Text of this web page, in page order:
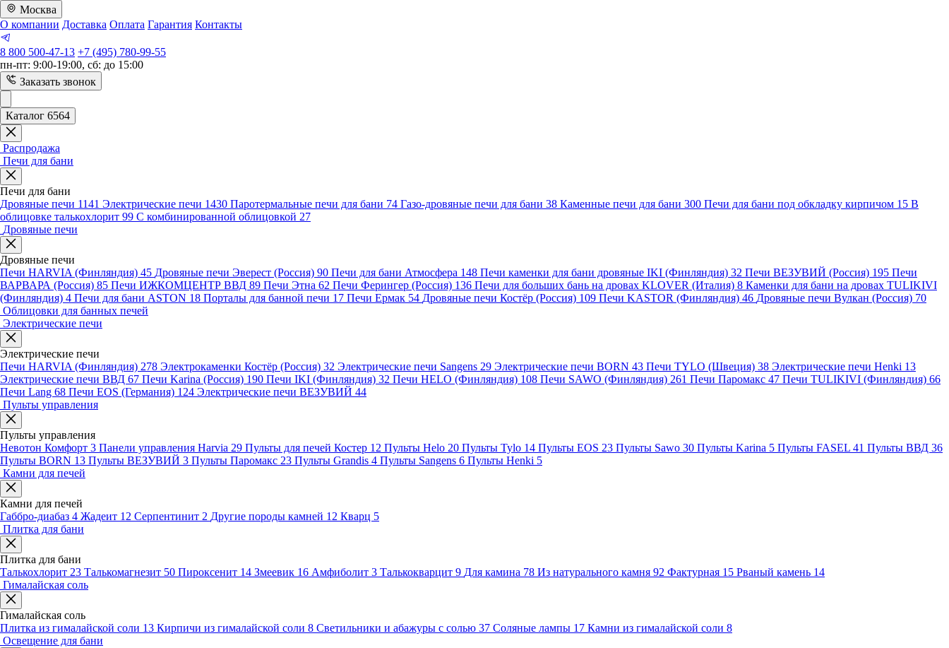
Москва
О компании Доставка Оплата Гарантия Контакты
8 800 500-47-13 +7 (495) 780-99-55
пн-пт: 9:00-19:00, сб: до 15:00
Заказать звонок
Каталог 6564
Распродажа
Печи для бани
Печи для бани
Дровяные печи 1141 Электрические печи 1430 Паротермальные печи для бани 74 Газо-дровяные печи для бани 38 Каменные печи для бани 300 Печи для бани под обкладку кирпичом 15 В
облицовке талькохлорит 99 С комбинированной облицовкой 27
Дровяные печи
Дровяные печи
Печи HARVIA (Финляндия) 45 Дровяные печи Эверест (Россия) 90 Печи для бани Атмосфера 148 Печи каменки для бани дровяные IKI (Финляндия) 32 Печи ВЕЗУВИЙ (Россия) 195 Печи
ВАРВАРА (Россия) 85 Печи ИЖКОМЦЕНТР ВВД 89 Печи Этна 62 Печи Ферингер (Россия) 136 Печи для больших бань на дровах KLOVER (Италия) 8 Каменки для бани на дровах TULIKIVI
(Финляндия) 4 Печи для бани ASTON 18 Порталы для банной печи 17 Печи Ермак 54 Дровяные печи Костёр (Россия) 109 Печи KASTOR (Финляндия) 46 Дровяные печи Вулкан (Россия) 70
Облицовки для банных печей
Электрические печи
Электрические печи
Печи HARVIA (Финляндия) 278 Электрокаменки Костёр (Россия) 32 Электрические печи Sangens 29 Электрические печи BORN 43 Печи TYLO (Швеция) 38 Электрические печи Henki 13
Электрические печи ВВД 67 Печи Karina (Россия) 190 Печи IKI (Финляндия) 32 Печи HELO (Финляндия) 108 Печи SAWO (Финляндия) 261 Печи Паромакс 47 Печи TULIKIVI (Финляндия) 66
Печи Lang 68 Печи EOS (Германия) 124 Электрические печи ВЕЗУВИЙ 44
Пульты управления
Пульты управления
Невотон Комфорт 3 Панели управления Harvia 29 Пульты для печей Костер 12 Пульты Helo 20 Пульты Tylo 14 Пульты EOS 23 Пульты Sawo 30 Пульты Karina 5 Пульты FASEL 41 Пульты ВВД 36
Пульты BORN 13 Пульты ВЕЗУВИЙ 3 Пульты Паромакс 23 Пульты Grandis 4 Пульты Sangens 6 Пульты Henki 5
Камни для печей
Камни для печей
Габбро-диабаз 4 Жадеит 12 Серпентинит 2 Другие породы камней 12 Кварц 5
Плитка для бани
Плитка для бани
Талькохлорит 23 Талькомагнезит 50 Пироксенит 14 Змеевик 16 Амфиболит 3 Талькокварцит 9 Для камина 78 Из натурального камня 92 Фактурная 15 Рваный камень 14
Гималайская соль
Гималайская соль
Плитка из гималайской соли 13 Кирпичи из гималайской соли 8 Светильники и абажуры с солью 37 Соляные лампы 17 Камни из гималайской соли 8
Освещение для бани